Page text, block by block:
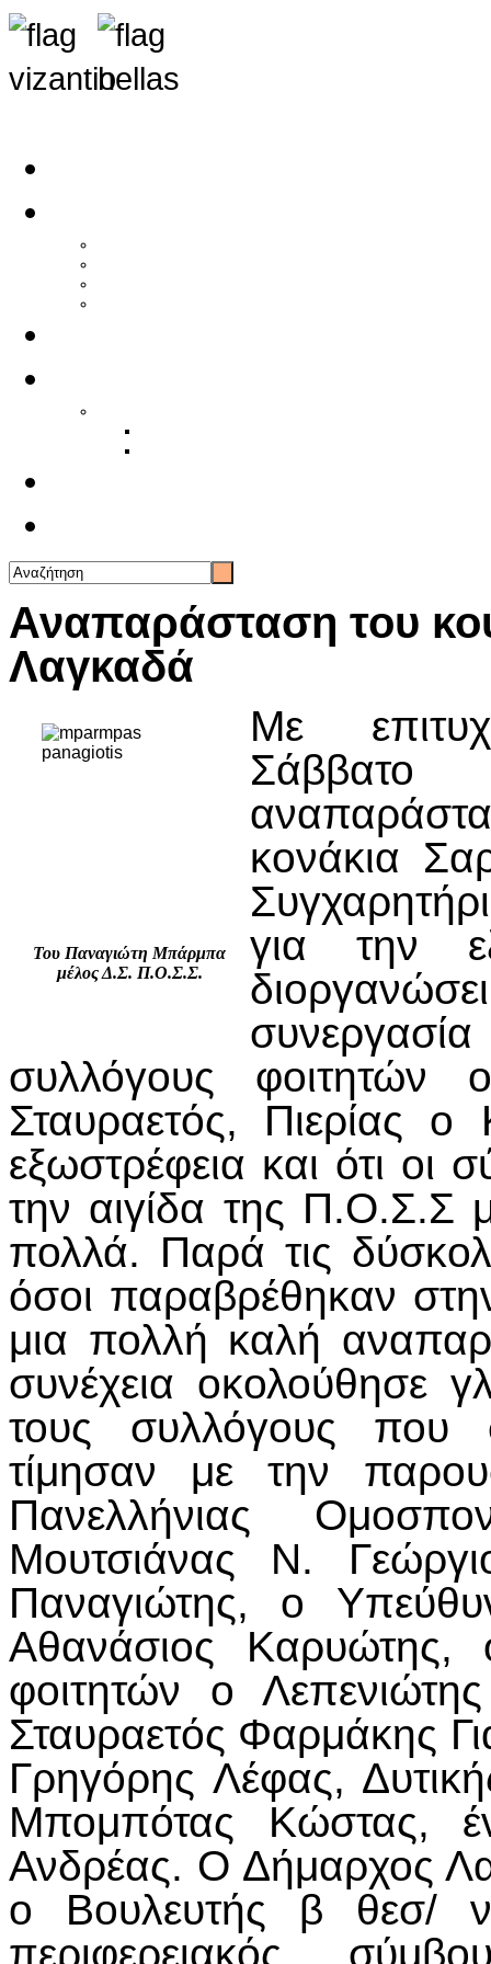
Αναπαράσταση του
Λαγκαδά
Του Παναγιώτη Μπάρμπα
μέλος Δ.Σ. Π.Ο.Σ.Σ.
Με
κονάκια
για την
συλλόγους φοιτητών
Σταυραετός, Πιερίας ο
εξωστρέφεια και ότι οι
την αιγίδα της Π.Ο.Σ.Σ
πολλά. Παρά τις
όσοι παραβρέθηκαν
μια πολλή καλή
συνέχεια οκολούθησε
τους συλλόγους που
τίμησαν με την
Πανελλήνιας
Μουτσιάνας Ν.
Παναγιώτης, ο
Αθανάσιος Καρυώτης,
φοιτητών ο
Σταυραετός Φαρμάκης
Γρηγόρης Λέφας,
Μπομπότας Κώστας,
Ανδρέας. Ο Δήμαρχος
ο Βουλευτής β θεσ/
περιφερειακός